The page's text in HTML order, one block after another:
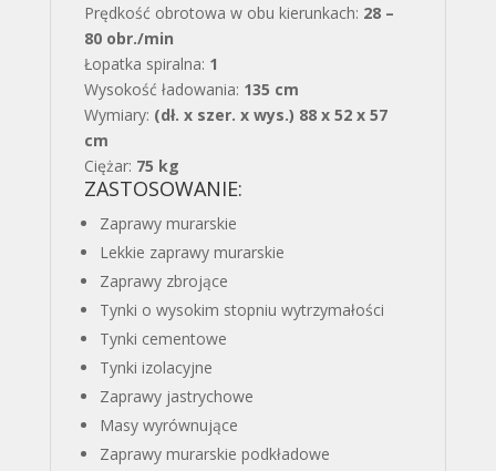
Prędkość obrotowa w obu kierunkach: 28 –
80 obr./min
Łopatka spiralna: 1
Wysokość ładowania: 135 cm
Wymiary: (dł. x szer. x wys.) 88 x 52 x 57
cm
Ciężar: 75 kg
ZASTOSOWANIE:
Zaprawy murarskie
Lekkie zaprawy murarskie
Zaprawy zbrojące
Tynki o wysokim stopniu wytrzymałości
Tynki cementowe
Tynki izolacyjne
Zaprawy jastrychowe
Masy wyrównujące
Zaprawy murarskie podkładowe